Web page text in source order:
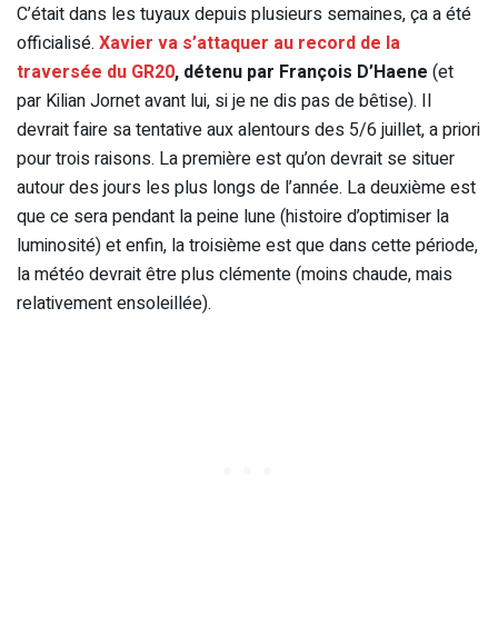
C’était dans les tuyaux depuis plusieurs semaines, ça a été
officialisé. Xavier va s’attaquer au record de la
traversée du GR20, détenu par François D’Haene (et
par Kilian Jornet avant lui, si je ne dis pas de bêtise). Il
devrait faire sa tentative aux alentours des 5/6 juillet, a priori
pour trois raisons. La première est qu’on devrait se situer
autour des jours les plus longs de l’année. La deuxième est
que ce sera pendant la peine lune (histoire d’optimiser la
luminosité) et enfin, la troisième est que dans cette période,
la météo devrait être plus clémente (moins chaude, mais
relativement ensoleillée).